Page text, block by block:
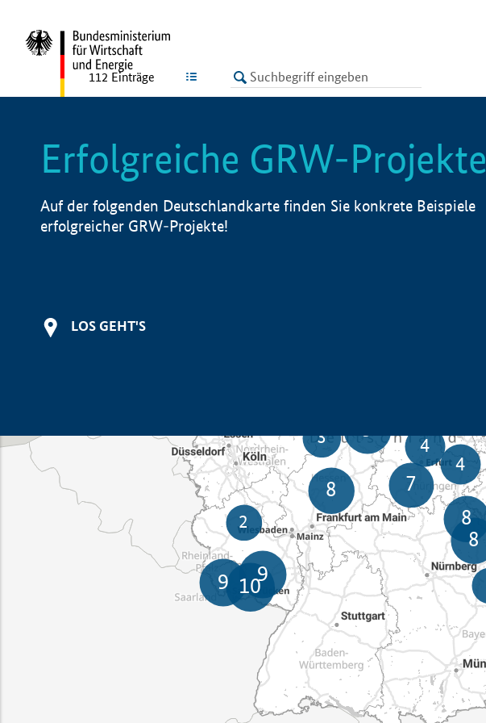
LISTE
112 Einträge
Erfolgreiche GRW-Projekte
Auf der folgenden Deutschlandkarte finden Sie konkrete Beispiele
erfolgreicher GRW-Projekte!
LOS GEHT'S